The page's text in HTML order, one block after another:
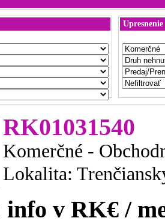
Upresnenie
RK01031540
Komerčné -
Lokalita:
info v RK€ /